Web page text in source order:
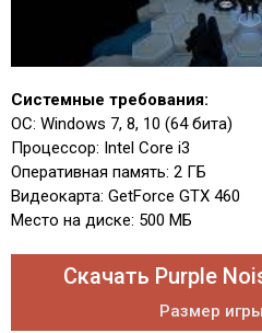
Системные требования:
ОС: Windows 7, 8, 10 (64 бита)
Процессор: Intel Core i3
Оперативная память: 2 ГБ
Видеокарта: GetForce GTX 460
Место на диске: 500 МБ
Скачать Purple
Размер